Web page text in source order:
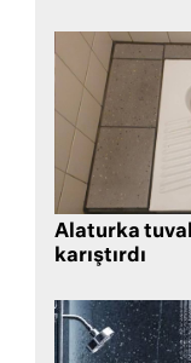
Alaturka
karıştırdı